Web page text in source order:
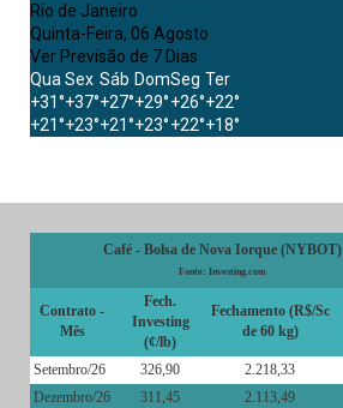
Rio de Janeiro
Quinta-Feira, 06 Agosto
Ver Previsão de 7 Dias
QuaSex Sáb DomSeg Ter
+31°+37°+27°+29°+26°+22°
+21°+23°+21°+23°+22°+18°
Café - Bolsa de Nova Iorque (NYBOT)
Fonte: Investing.com
Contrato -
Mês
Fech.
Investing
(¢/lb)
Fechamento (R$/Sc
de 60 kg)
Setembro/26 326,90 2.218,33
Dezembro/26
311,45 2.113,49